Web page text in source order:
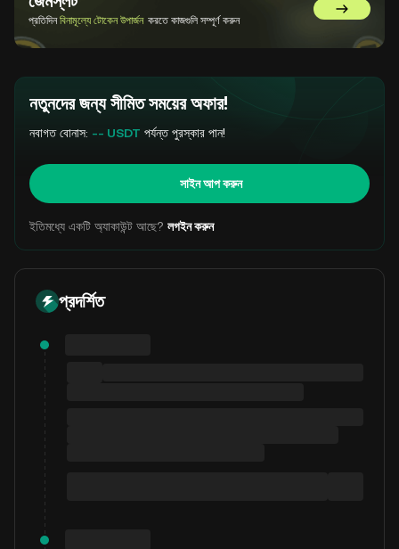
প্রতিদিনবিনামূল্যে টোকেন উপার্জন করতে কাজগুলি সম্পূর্ণ করুন GemSlot এ
নতুনদের জন্য সীমিত সময়ের অফার!
নবাগত বোনাস: -- USDT পর্যন্ত পুরস্কার পান!
সাইন আপ করুন
ইতিমধ্যে একটি অ্যাকাউন্ট আছে? লগইন করুন
প্রদর্শিত